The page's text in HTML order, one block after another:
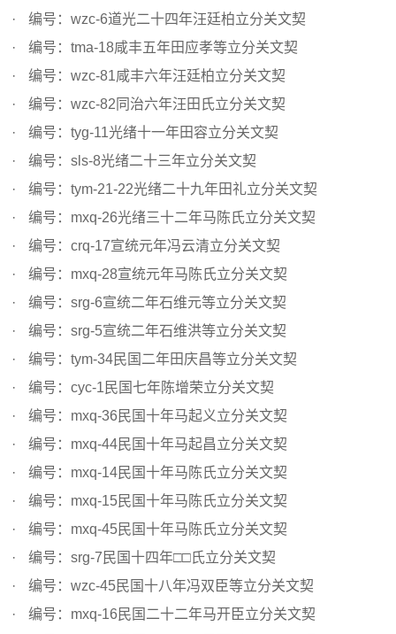
编号：wzc-6道光二十四年汪廷柏立分关文契
编号：tma-18咸丰五年田应孝等立分关文契
编号：wzc-81咸丰六年汪廷柏立分关文契
编号：wzc-82同治六年汪田氏立分关文契
编号：tyg-11光绪十一年田容立分关文契
编号：sls-8光绪二十三年立分关文契
编号：tym-21-22光绪二十九年田礼立分关文契
编号：mxq-26光绪三十二年马陈氏立分关文契
编号：crq-17宣统元年冯云清立分关文契
编号：mxq-28宣统元年马陈氏立分关文契
编号：srg-6宣统二年石维元等立分关文契
编号：srg-5宣统二年石维洪等立分关文契
编号：tym-34民国二年田庆昌等立分关文契
编号：cyc-1民国七年陈增荣立分关文契
编号：mxq-36民国十年马起义立分关文契
编号：mxq-44民国十年马起昌立分关文契
编号：mxq-14民国十年马陈氏立分关文契
编号：mxq-15民国十年马陈氏立分关文契
编号：mxq-45民国十年马陈氏立分关文契
编号：srg-7民国十四年□□氏立分关文契
编号：wzc-45民国十八年冯双臣等立分关文契
编号：mxq-16民国二十二年马开臣立分关文契